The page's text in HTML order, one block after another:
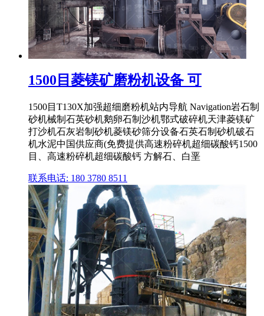
1500目菱镁矿磨粉机设备 可
1500目T130X加强超细磨粉机站内导航 Navigation岩石制
砂机械制石英砂机鹅卵石制沙机鄂式破碎机天津菱镁矿
打沙机石灰岩制砂机菱镁砂筛分设备石英石制砂机破石
机水泥中国供应商(免费提供高速粉碎机超细碳酸钙1500
目、高速粉碎机超细碳酸钙 方解石、白垩
联系电话: 180 3780 8511